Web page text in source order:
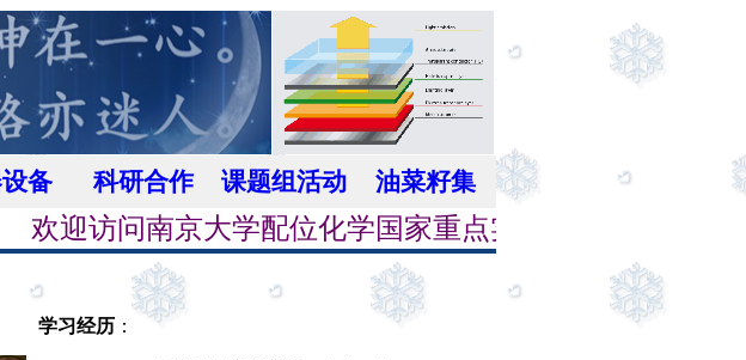
备 科研合作 课题组活动 油菜籽集
迎访问南京大学配位化学国家重点实验室郑佑轩课题组
学习经历：